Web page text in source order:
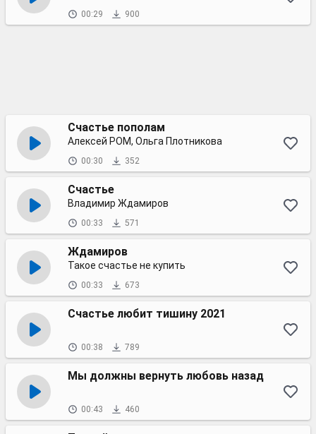
00:29 900
Счастье пополам
Алексей РОМ, Ольга Плотникова
00:30 352
Счастье
Владимир Ждамиров
00:33 571
Ждамиров
Такое счастье не купить
00:33 673
Счастье любит тишину 2021
00:38 789
Мы должны вернуть любовь назад
00:43 460